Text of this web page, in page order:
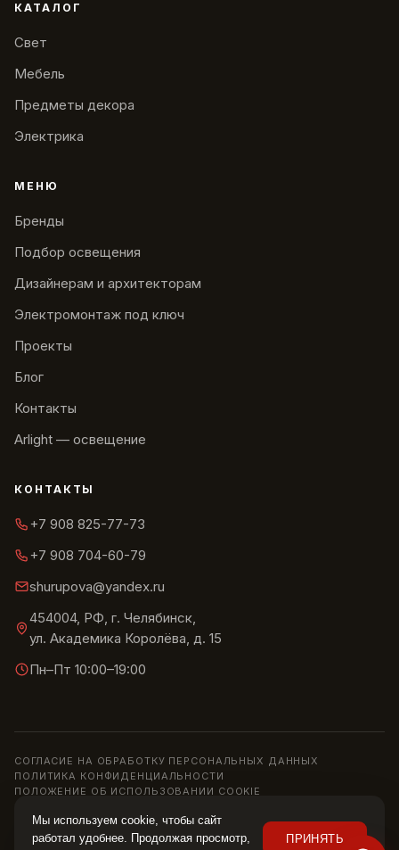
КАТАЛОГ
Свет
Мебель
Предметы декора
Электрика
МЕНЮ
Бренды
Подбор освещения
Дизайнерам и архитекторам
Электромонтаж под ключ
Проекты
Блог
Контакты
Arlight — освещение
КОНТАКТЫ
+7 908 825-77-73
+7 908 704-60-79
shurupova@yandex.ru
454004, РФ, г. Челябинск,
ул. Академика Королёва, д. 15
Пн–Пт 10:00–19:00
СОГЛАСИЕ НА ОБРАБОТКУ ПЕРСОНАЛЬНЫХ ДАННЫХ
ПОЛИТИКА КОНФИДЕНЦИАЛЬНОСТИ
ПОЛОЖЕНИЕ ОБ ИСПОЛЬЗОВАНИИ COOKIE
Информация на сайте носит справочный характер и не является
Мы используем cookie, чтобы сайт
работал удобнее. Продолжая просмотр,
ПРИНЯТЬ